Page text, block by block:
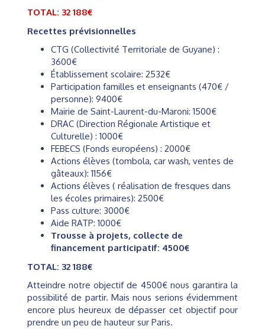
TOTAL: 32 188€
Recettes prévisionnelles
CTG (Collectivité Territoriale de Guyane) :
3600€
Établissement scolaire: 2532€
Participation familles et enseignants (470€ /
personne): 9400€
Mairie de Saint-Laurent-du-Maroni: 1500€
DRAC (Direction Régionale Artistique et
Culturelle) : 1000€
FEBECS (Fonds européens) : 2000€
Actions élèves (tombola, car wash, ventes de
gâteaux): 1156€
Actions élèves ( réalisation de fresques dans
les écoles primaires): 2500€
Pass culture: 3000€
Aide RATP: 1000€
Trousse à projets, collecte de
financement participatif: 4500€
TOTAL: 32 188€
Atteindre notre objectif de 4500€ nous garantira la
possibilité de partir. Mais nous serions évidemment
encore plus heureux de dépasser cet objectif pour
prendre un peu de hauteur sur Paris.